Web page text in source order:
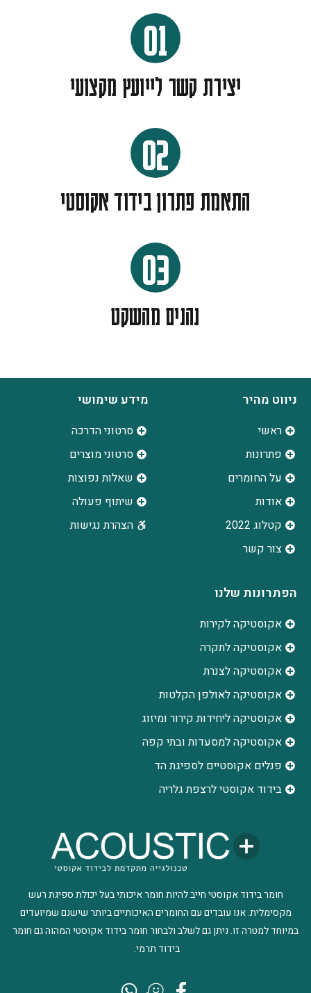
01
יצירת קשר לייועץ מקצועי
02
התאמת פתרון בידוד אקוסטי
03
נהנים מהשקט
חומר בידוד אקוסטי חייב להיות חומר איכותי בעל יכולת ספיגת רעש
מקסימלית. אנו עובדים עם החומרים האיכותיים ביותר שישנם שמיועדים
במיוחד למטרה זו. ניתן גם לשלב ולבחור חומר בידוד אקוסטי המהוה גם חומר
בידוד תרמי.
ניווט מהיר
ראשי
פתרונות
על החומרים
אודות
קטלוג 2022
צור קשר
מידע שימושי
סרטוני הדרכה
סרטוני מוצרים
שאלות נפוצות
שיתוף פעולה
הצהרת נגישות
הפתרונות שלנו
אקוסטיקה לקירות
אקוסטיקה לתקרה
אקוסטיקה לצנרת
אקוסטיקה לאולפן הקלטות
‫אקוסטיקה ליחידות קירור ומיזוג
אקוסטיקה למסעדות ובתי קפה
פנלים אקוסטיים לספיגת הד
בידוד אקוסטי לרצפת גלריה